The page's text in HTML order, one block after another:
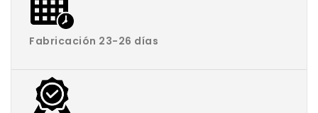
Fabricación 23-26 días